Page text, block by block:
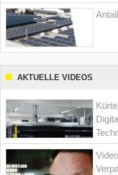
AKTUELLE VIDEOS